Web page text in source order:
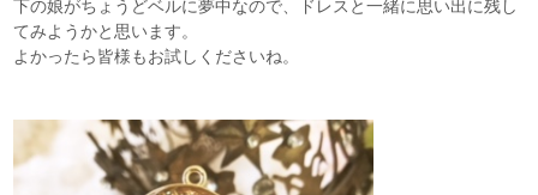
下の娘がちょうどベルに夢中なので、ドレスと一緒に思い出に残し
てみようかと思います。
よかったら皆様もお試しくださいね。